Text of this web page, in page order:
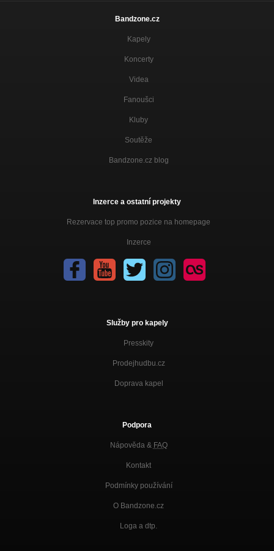
Bandzone.cz
Kapely
Koncerty
Videa
Fanoušci
Kluby
Soutěže
Bandzone.cz blog
Inzerce a ostatní projekty
Rezervace top promo pozice na homepage
Inzerce
Služby pro kapely
Presskity
Prodejhudbu.cz
Doprava kapel
Podpora
Nápověda & FAQ
Kontakt
Podmínky používání
O Bandzone.cz
Loga a dtp.